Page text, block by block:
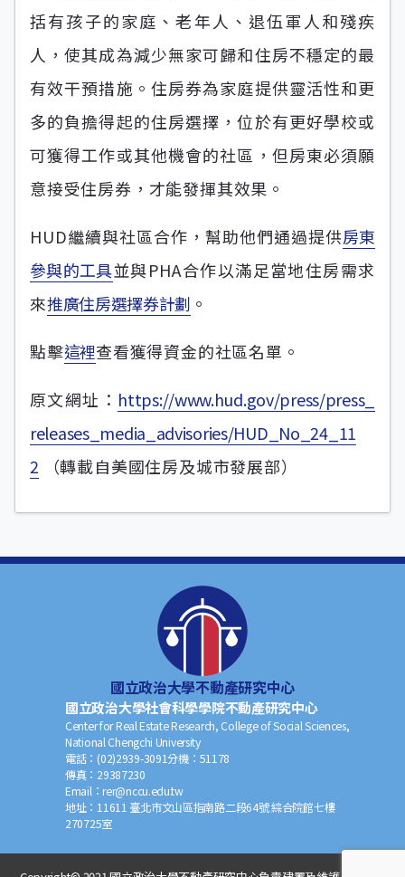
括有孩子的家庭、老年人、退伍軍人和殘疾
人，使其成為減少無家可歸和住房不穩定的最
有效干預措施。住房券為家庭提供靈活性和更
多的負擔得起的住房選擇，位於有更好學校或
可獲得工作或其他機會的社區，但房東必須願
意接受住房券，才能發揮其效果。
HUD繼續與社區合作，幫助他們通過提供房東
參與的工具並與PHA合作以滿足當地住房需求
來推廣住房選擇券計劃 。
點擊這裡查看獲得資金的社區名單。
原文網址： https://www.hud.gov/press/press_
releases_media_advisories/HUD_No_24_11
2 （轉載自美國住房及城市發展部）
國立政治大學不動產研究中心
國立政治大學社會科學學院不動產研究中心
Center for Real Estate Research, College of Social Sciences,
National Chengchi University
電話： (02)2939-3091分機： 51178
傳真： 29387230
Email：rer@nccu.edu.tw
地址： 11611 臺北市文山區指南路二段64號 綜合院館七樓
270725室